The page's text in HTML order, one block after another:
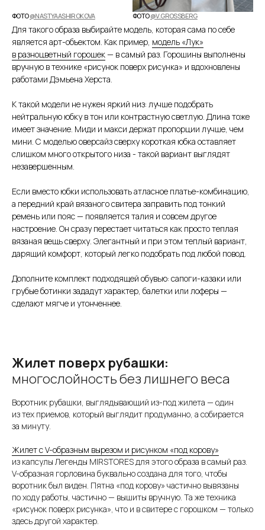
ФОТО@NASTYAASHIROKOVA ФОТО@V.GROSSBERG
Для такого образа выбирайте модель, которая сама по себе
является арт-объектом. Как пример, модель «Лук»
в разноцветный горошек— в самый раз. Горошины выполнены
вр учную в технике «рисунок поверх рисунка» и вдохновлены
работами Дэмьена Херста.
К такой модели не нужен яркий низ: лучше подобрать
нейтральную юбку в тон или контрастную светлую. Длина тоже
имеет значение. Миди и макси держат пропорции лучше, чем
мини. С моделью оверсайз сверху короткая юбка оставляет
слишком много открытого низа - такой вариант выглядят
незавершенным.
Если вместо юбки использовать атласное платье-комбинацию,
а передний край вязаного свитера заправить под тонкий
ремень или пояс — появляется талия и совсем другое
настроение. Он сразу перестает читаться как просто теплая
вязаная вещь сверху. Элегантный и при этом теплый вариант,
дарящий комфорт, который легко подобрать под любой повод.
Дополните комплект подходящей обувью: сапоги-казаки или
грубые ботинки зададут характер, балетки или лоферы —
сделают мягче и утонченнее.
Жилет поверх рубашки:
многослойность без лишнего веса
Воротник рубашки, выглядывающий из-под жилета — один
из тех приемов, который выглядит продуманно, а собирается
за минуту.
Жилет с V-образным вырезом и рисунком «под корову»
из капсулы Легенды MIRSTORES для этого образа в самый раз.
V-образная горловина буквально создана для того, чтобы
воротник был виден. П ятна «под корову» частично вывязаны
по ходу работы, частично — вышиты вручную. Та же техника
«рисунок поверх рисунка», что и в свитере с горошком — только
здесь другой характер.